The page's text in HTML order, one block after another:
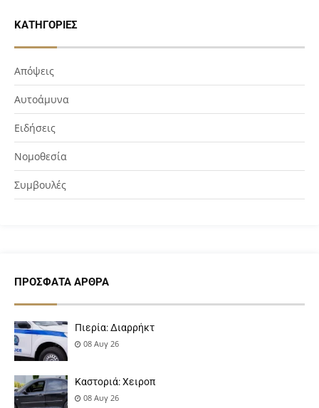
ΚΑΤΗΓΟΡΊΕΣ
Απόψεις
Αυτοάμυνα
Ειδήσεις
Νομοθεσία
Συμβουλές
ΠΡΌΣΦΑΤΑ ΆΡΘΡΑ
Πιερία: Διαρρήκτ
08 Αυγ 26
Καστοριά: Χειροπ
08 Αυγ 26